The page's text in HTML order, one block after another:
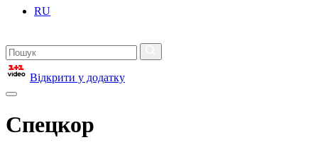
RU
Відкрити у додатку
Спецкор